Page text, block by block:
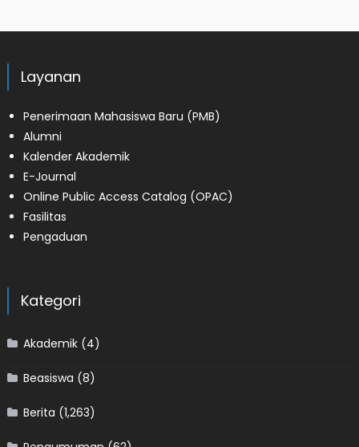
Layanan
Penerimaan Mahasiswa Baru (PMB)
Alumni
Kalender Akademik
E-Journal
Online Public Access Catalog (OPAC)
Fasilitas
Pengaduan
Kategori
Akademik(4)
Beasiswa (8)
Berita (1,263)